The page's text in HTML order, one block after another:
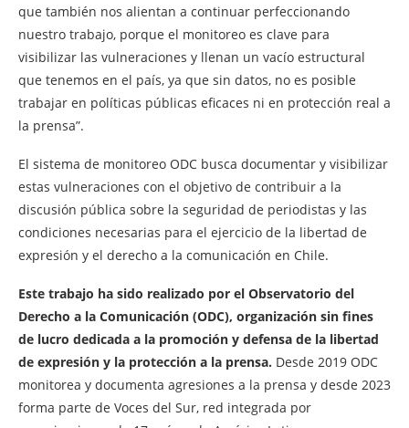
que también nos alientan a continuar perfeccionando
nuestro trabajo, porque el monitoreo es clave para
visibilizar las vulneraciones y llenan un vacío estructural
que tenemos en el país, ya que sin datos, no es posible
trabajar en políticas públicas eficaces ni en protección real a
la prensa”.
El sistema de monitoreo ODC busca documentar y visibilizar
estas vulneraciones con el objetivo de contribuir a la
discusión pública sobre la seguridad de periodistas y las
condiciones necesarias para el ejercicio de la libertad de
expresión y el derecho a la comunicación en Chile.
Este trabajo ha sido realizado por el Observatorio del
Derecho a la Comunicación (ODC), organización sin fines
de lucro dedicada a la promoción y defensa de la libertad
de expresión y la protección a la prensa. Desde 2019 ODC
monitorea y documenta agresiones a la prensa y desde 2023
forma parte de Voces del Sur, red integrada por